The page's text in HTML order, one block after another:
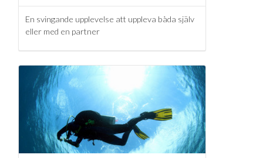
En svingande upplevelse att uppleva båda själv
eller med en partner